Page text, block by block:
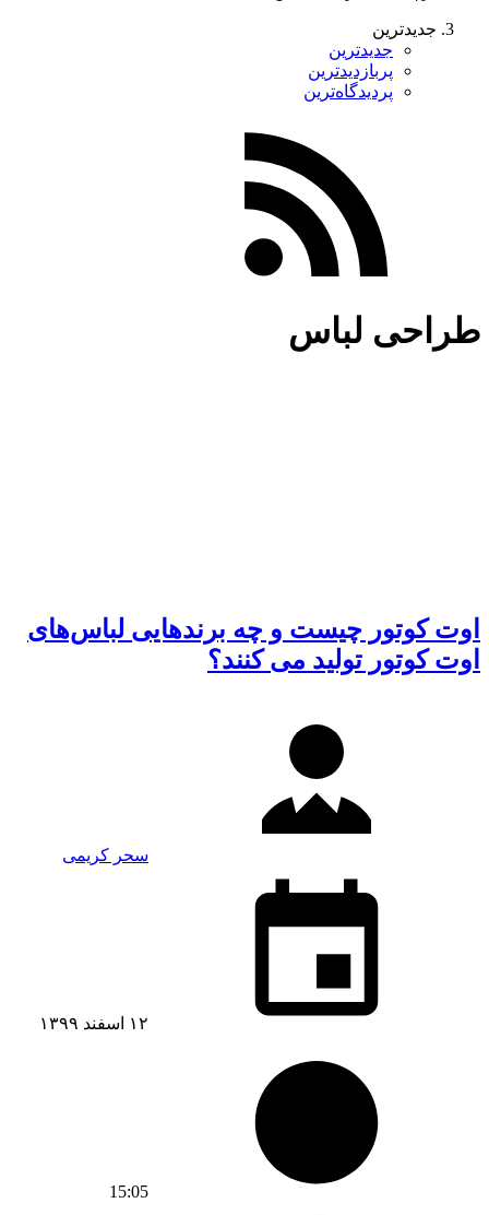
جدیدترین
جدیدترین
پربازدیدترین
پردیدگاه‌ترین
طراحی لباس
اوت کوتور چیست و چه برندهایی لباس‌های
اوت کوتور تولید می کنند؟
سحر کریمی
۱۲ اسفند ۱۳۹۹
15:05